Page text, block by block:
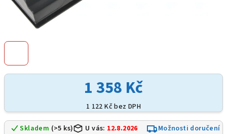
1 358 Kč
1 122 Kč bez DPH
Skladem (>5 ks) U vás: 12.8.2026
Možnosti doručení